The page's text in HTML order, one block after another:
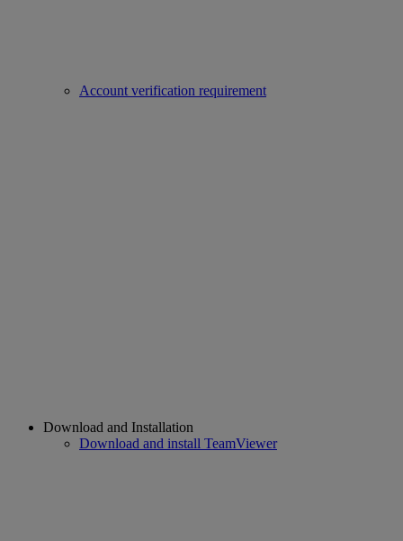
Account verification requirement
Download and Installation
Download and install TeamViewer